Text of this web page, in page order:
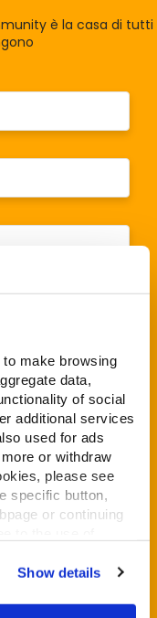
make browsing
data,
of social
additional services
used for ads
or withdraw
please see
specific button,
or continuing
Show details
è la casa di tutti
Economy